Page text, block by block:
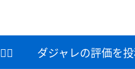
ダジャレの評価を